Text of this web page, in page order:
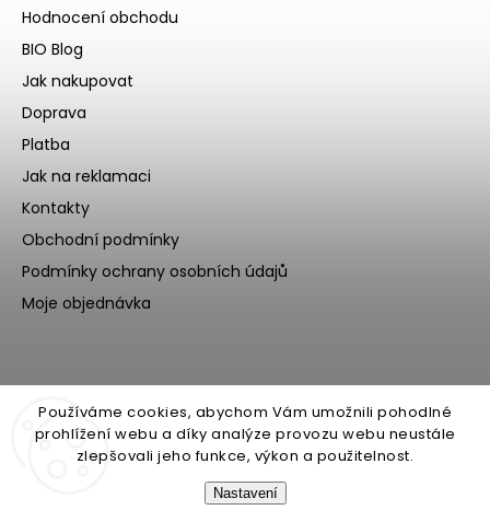
Používáme cookies, abychom Vám umožnili pohodlné
prohlížení webu a díky analýze provozu webu neustále
zlepšovali jeho funkce, výkon a použitelnost.
Nastavení
Hodnocení obchodu
BIO Blog
Jak nakupovat
Doprava
Platba
Jak na reklamaci
Kontakty
Obchodní podmínky
Podmínky ochrany osobních údajů
Moje objednávka